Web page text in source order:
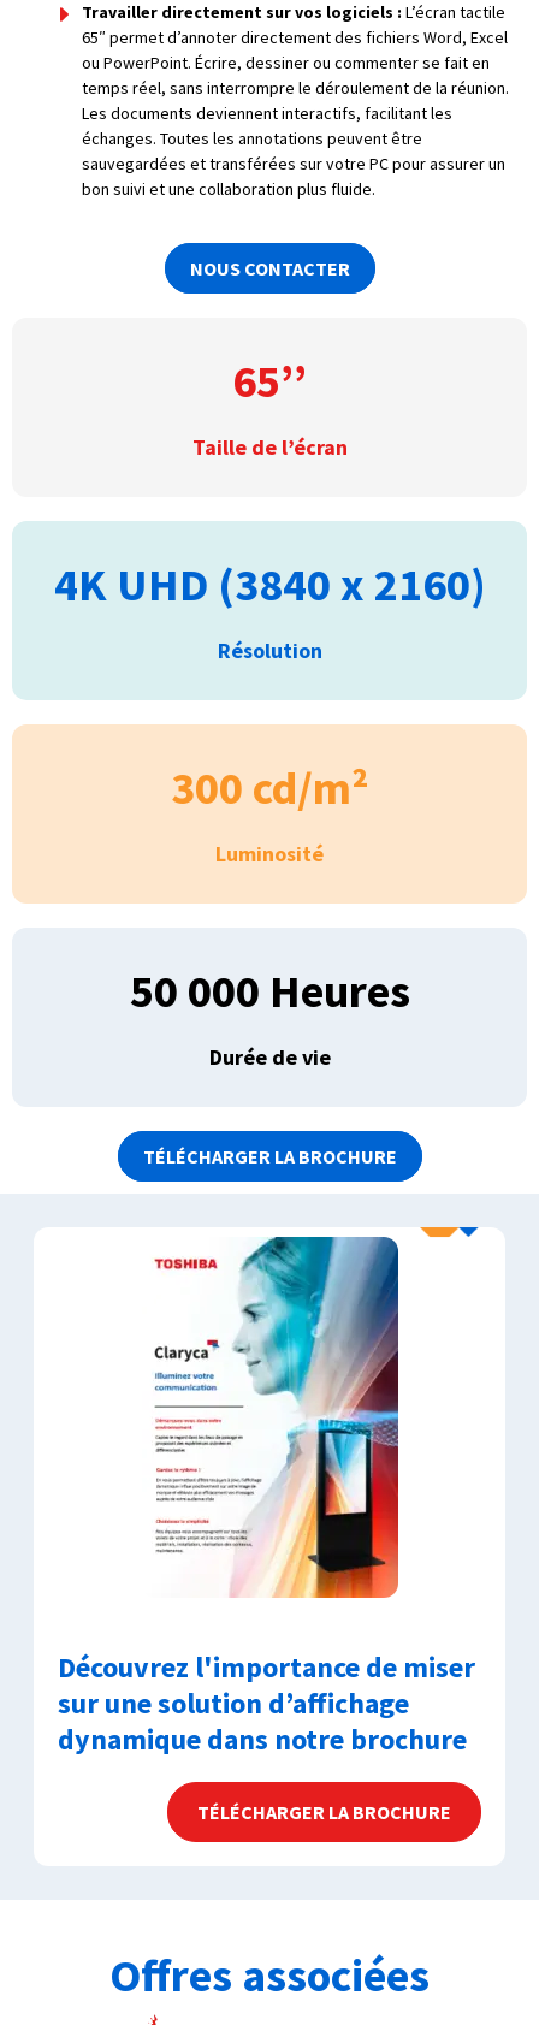
Travailler directement sur vos logiciels : L’écran tactile
65″ permet d’annoter directement des fichiers Word, Excel
ou PowerPoint. Écrire, dessiner ou commenter se fait en
temps réel, sans interrompre le déroulement de la réunion.
Les documents deviennent interactifs, facilitant les
échanges. Toutes les annotations peuvent être
sauvegardées et transférées sur votre PC pour assurer un
bon suivi et une collaboration plus fluide.
NOUS CONTACTER
65’’
Taille de l’écran
4K UHD (3840 x 2160)
Résolution
300 cd/m²
Luminosité
50 000 Heures
Durée de vie
TÉLÉCHARGER LA BROCHURE
Découvrez l'importance de miser
sur une solution d’affichage
dynamique dans notre brochure
TÉLÉCHARGER LA BROCHURE
Offres associées